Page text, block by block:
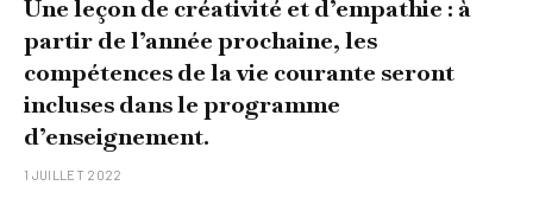
Une leçon de créativité et d’empathie : à
partir de l’année prochaine, les
compétences de la vie courante seront
incluses dans le programme
d’enseignement.
1 JUILLET 2022